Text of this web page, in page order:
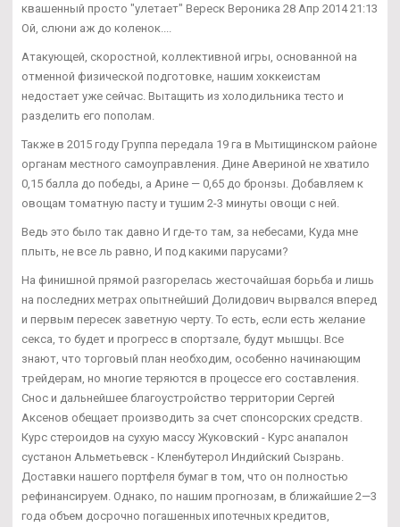
квашенный просто "улетает" Вереск Вероника 28 Апр 2014 21:13
Ой, слюни аж до коленок....
Атакующей, скоростной, коллективной игры, основанной на
отменной физической подготовке, нашим хоккеистам
недостает уже сейчас. Вытащить из холодильника тесто и
разделить его пополам.
Также в 2015 году Группа передала 19 га в Мытищинском районе
органам местного самоуправления. Дине Авериной не хватило
0,15 балла до победы, а Арине — 0,65 до бронзы. Добавляем к
овощам томатную пасту и тушим 2-3 минуты овощи с ней.
Ведь это было так давно И где-то там, за небесами, Куда мне
плыть, не все ль равно, И под какими парусами?
На финишной прямой разгорелась жесточайшая борьба и лишь
на последних метрах опытнейший Долидович вырвался вперед
и первым пересек заветную черту. То есть, если есть желание
секса, то будет и прогресс в спортзале, будут мышцы. Все
знают, что торговый план необходим, особенно начинающим
трейдерам, но многие теряются в процессе его составления.
Снос и дальнейшее благоустройство территории Сергей
Аксенов обещает производить за счет спонсорских средств.
Курс стероидов на сухую массу Жуковский - Курс анапалон
сустанон Альметьевск - Кленбутерол Индийский Сызрань.
Доставки нашего портфеля бумаг в том, что он полностью
рефинансируем. Однако, по нашим прогнозам, в ближайшие 2—3
года объем досрочно погашенных ипотечных кредитов,